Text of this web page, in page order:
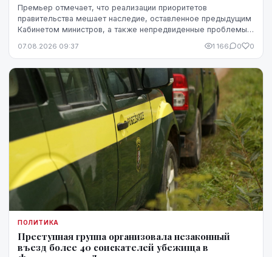
Премьер отмечает, что реализации приоритетов
правительства мешает наследие, оставленное предыдущим
Кабинетом министров, а также непредвиденные проблемы,
стремительного прогресса.
07.08.2026 09:37 1 166 0 0
ПОЛИТИКА
Преступная группа организовала незаконный
въезд более 40 соискателей убежища в